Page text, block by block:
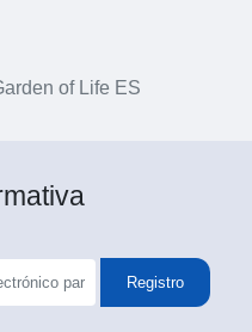
of Life ES
Registro